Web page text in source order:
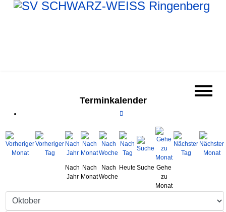
Terminkalender
Nach
Jahr
Nach
Monat
Nach
Woche
Heute Suche Gehe
zu
Monat